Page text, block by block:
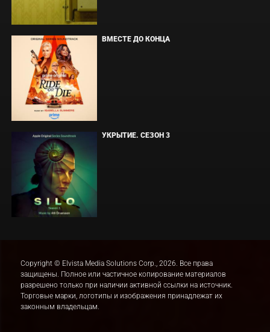
ВМЕСТЕ ДО КОНЦА
УКРЫТИЕ. СЕЗОН 3
Copyright © Elvista Media Solutions Corp., 2026. Все права
защищены. Полное или частичное копирование материалов
разрешено только при наличии активной ссылки на источник.
Торговые марки, логотипы и изображения принадлежат их
законным владельцам.